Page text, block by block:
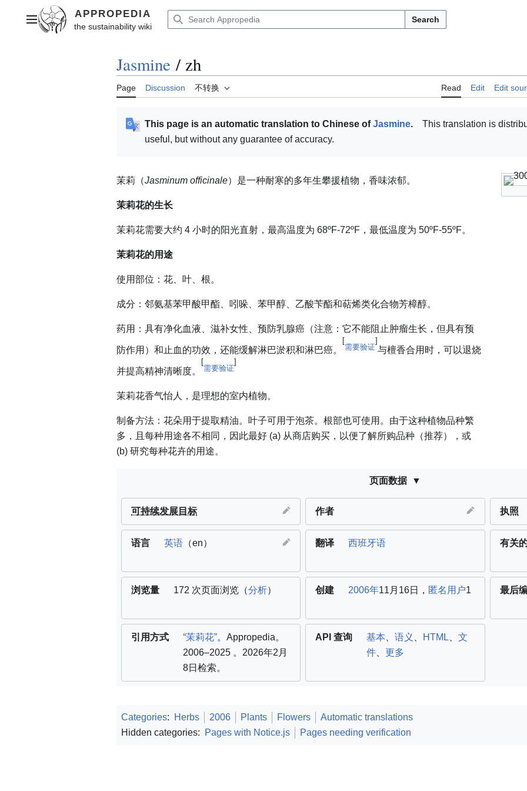
contentMain menu Search
Jasmine / zh
Page Discussion 不转换 Read Edit Edit
This page is an automatic translation to Chinese ofJasmine.
This translation is
useful, but without any guarantee of accuracy.
茉莉（Jasminum officinale）是一种耐寒的多年生攀援植物，香味浓郁。
茉莉花的生长
茉莉花需要大约 4 小时的阳光直射，最高温度为 68ºF-72ºF，最低温度为 50ºF-55ºF。
茉莉花的用途
使用部位：花、叶、根。
成分：邻氨基苯甲酸甲酯、吲哚、苯甲醇、乙酸苄酯和萜烯类化合物芳樟醇。
药用：具有净化血液、滋补女性、预防乳腺癌（注意：它不能阻止肿瘤生长，但具有预
防作用）和止血的功效，还能缓解淋巴淤积和淋巴癌。
[
需要验证
]
与檀香合用时，可以退烧
并提高精神清晰度。
[
需要验证
]
茉莉花香气怡人，是理想的室内植物。
制备方法：花朵用于提取精油。叶子可用于泡茶。根部也可使用。由于这种植物品种繁
多，且每种用途各不相同，因此最好 (a) 从商店购买，以便了解所购品种（推荐），或
(b) 研究每种花卉的用途。
页面数据
可持续发展目标 作者 执照
语言 英语 （en） 翻译 西班牙语 有关
浏览量 172 次页面浏览（分析） 创建 2006年11月16日， 匿名用户1 最后
引用方式 “茉莉花”。Appropedia。
2006–2025 。2026年2月
8日检索。
API 查询 基本、语义 、 HTML、文
件、 更多
Categories: Herbs 2006 Plants Flowers
Automatic translations
Hidden categories:
Pages with Notice.js Pages needing verification